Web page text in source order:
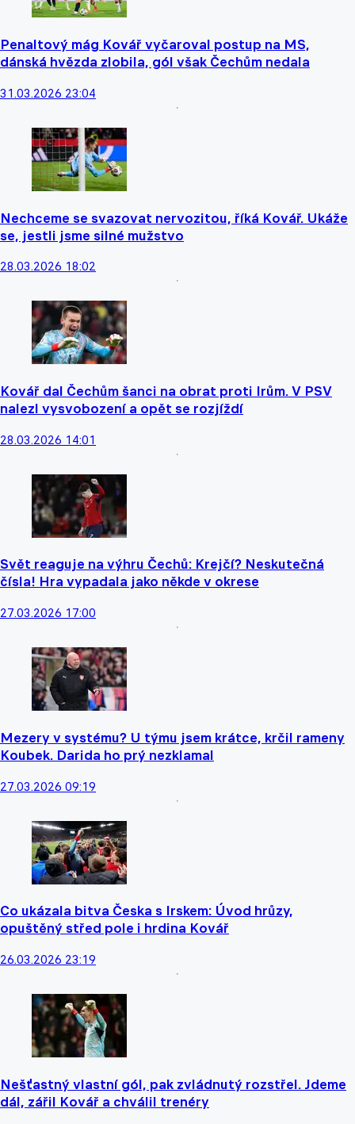
Penaltový mág Kovář vyčaroval postup na MS,
dánská hvězda zlobila, gól však Čechům nedala
31.03.2026 23:04
Nechceme se svazovat nervozitou, říká Kovář. Ukáže
se, jestli jsme silné mužstvo
28.03.2026 18:02
Kovář dal Čechům šanci na obrat proti Irům. V PSV
nalezl vysvobození a opět se rozjíždí
28.03.2026 14:01
Svět reaguje na výhru Čechů: Krejčí? Neskutečná
čísla! Hra vypadala jako někde v okrese
27.03.2026 17:00
Mezery v systému? U týmu jsem krátce, krčil rameny
Koubek. Darida ho prý nezklamal
27.03.2026 09:19
Co ukázala bitva Česka s Irskem: Úvod hrůzy,
opuštěný střed pole i hrdina Kovář
26.03.2026 23:19
Nešťastný vlastní gól, pak zvládnutý rozstřel. Jdeme
dál, zářil Kovář a chválil trenéry